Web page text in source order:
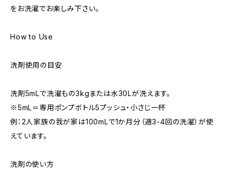
をお洗濯でお楽しみ下さい。
How to Use
洗剤使用の目安
洗剤5mLで洗濯もの3kgまたは水30Lが洗えます。
※5mL＝専用ポンプボトル5プッシュ・小さじ一杯
例：2人家族の我が家は100mLで1か月分（週3-4回の洗濯）が使
えています。
洗剤の使い方